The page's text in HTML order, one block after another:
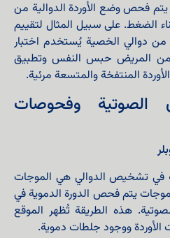
يتم فحص وضع الأوردة الدوالية من
الضغط. على سبيل المثال لتقييم
من دوالي الخصية يُستخدم اختبار
من المريض حبس النفس وتطبيق
المنتفخة والمتسعة مرئية.
الصوتية وفحوصات
في تشخيص الدوالي هي الموجات
يتم فحص الدورة الدموية في
هذه الطريقة تُظهر الموقع
الأوردة ووجود جلطات دموية.